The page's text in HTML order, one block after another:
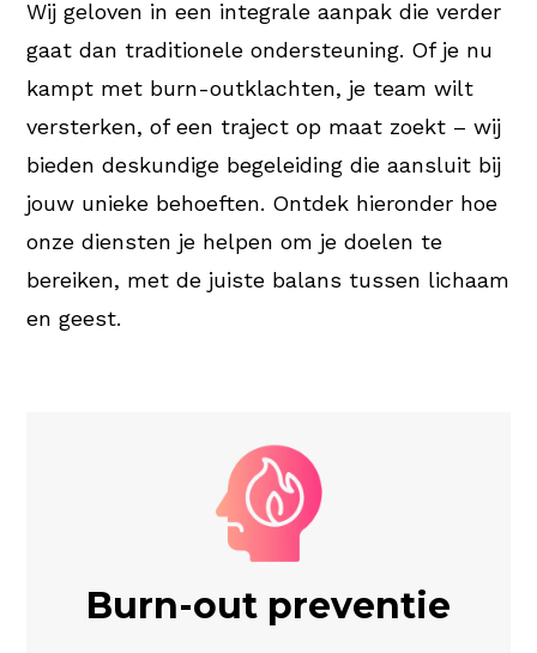
Wij geloven in een integrale aanpak die verder
gaat dan traditionele ondersteuning. Of je nu
kampt met burn-outklachten, je team wilt
versterken, of een traject op maat zoekt – wij
bieden deskundige begeleiding die aansluit bij
jouw unieke behoeften. Ontdek hieronder hoe
onze diensten je helpen om je doelen te
bereiken, met de juiste balans tussen lichaam
en geest.
Burn-out preventie